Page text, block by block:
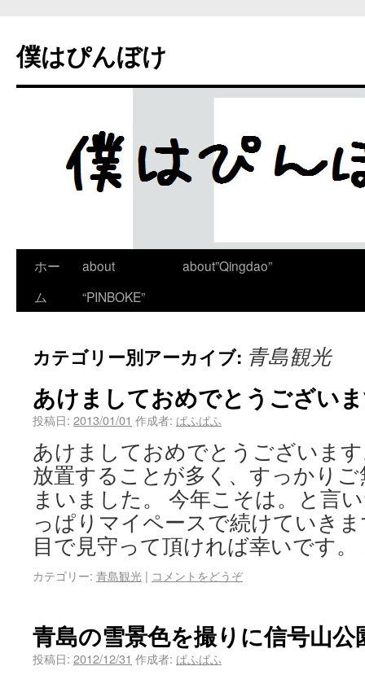
僕はぴんぼけ
ホー
ム
about
“PINBOKE”
about”Qingdao”
カテゴリー別アーカイブ: 青島観光
あけましておめでとうござい
投稿日: 2013/01/01 作成者: ぱふぱふ
あけましておめでとうございま
放置することが多く、すっかり
まいました。 今年こそは。と言
っぱりマイペースで続けていき
目で見守って頂ければ幸いです
カテゴリー: 青島観光 | コメントをどうぞ
青島の雪景色を撮りに信号山
投稿日: 2012/12/31 作成者: ぱふぱふ